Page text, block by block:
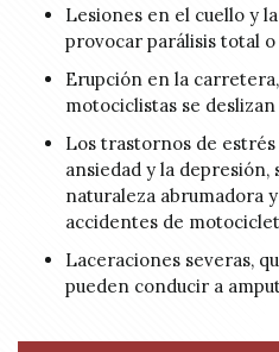
Lesiones en el cuello y
provocar parálisis total o
Erupción en la
motociclistas se
Los trastornos de
ansiedad y la depresión,
naturaleza abrumadora
accidentes de
Laceraciones severas,
pueden conducir a